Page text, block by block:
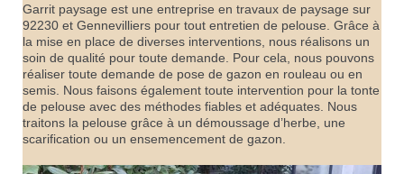
Garrit paysage est une entreprise en travaux de paysage sur
92230 et Gennevilliers pour tout entretien de pelouse. Grâce à
la mise en place de diverses interventions, nous réalisons un
soin de qualité pour toute demande. Pour cela, nous pouvons
réaliser toute demande de pose de gazon en rouleau ou en
semis. Nous faisons également toute intervention pour la tonte
de pelouse avec des méthodes fiables et adéquates. Nous
traitons la pelouse grâce à un démoussage d’herbe, une
scarification ou un ensemencement de gazon.